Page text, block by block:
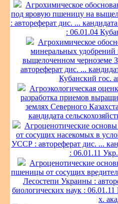
Агрохимическое
под яровую пшеницу на
: автореферат дис. ...
: 06.01.04
Агрохимическое
минеральных удобрений
выщелоченном черноземе
автореферат дис. ...
Кубанский гос.
Агроэкологическая
разработка приемов
землях Северного
кандидата
Агроценотические
от сосущих насекомых в
УССР : автореферат дис. ...
: 06.01.11
Агроценотические
пшеницы от сосущих
Лесостепи Украины :
биологических наук :
х.